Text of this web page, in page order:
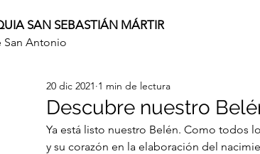
SAN SEBASTIÁN MÁRTIR
San Antonio
Descubre nuestro
20 dic 2021 1 min de lectura
Ya está listo nuestro Belén. Como todos
y su corazón en la elaboración del